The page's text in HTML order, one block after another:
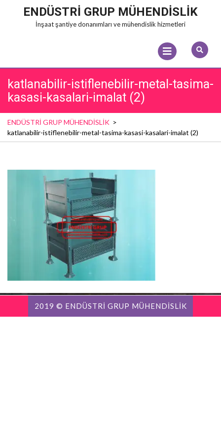
ENDÜSTRİ GRUP MÜHENDİSLİK
İnşaat şantiye donanımları ve mühendislik hizmetleri
Open
Menu
katlanabilir-istiflenebilir-metal-tasima-
kasasi-kasalari-imalat (2)
ENDÜSTRİ GRUP MÜHENDİSLİK >
katlanabilir-istiflenebilir-metal-tasima-kasasi-kasalari-imalat (2)
2019 © ENDÜSTRİ GRUP MÜHENDİSLİK